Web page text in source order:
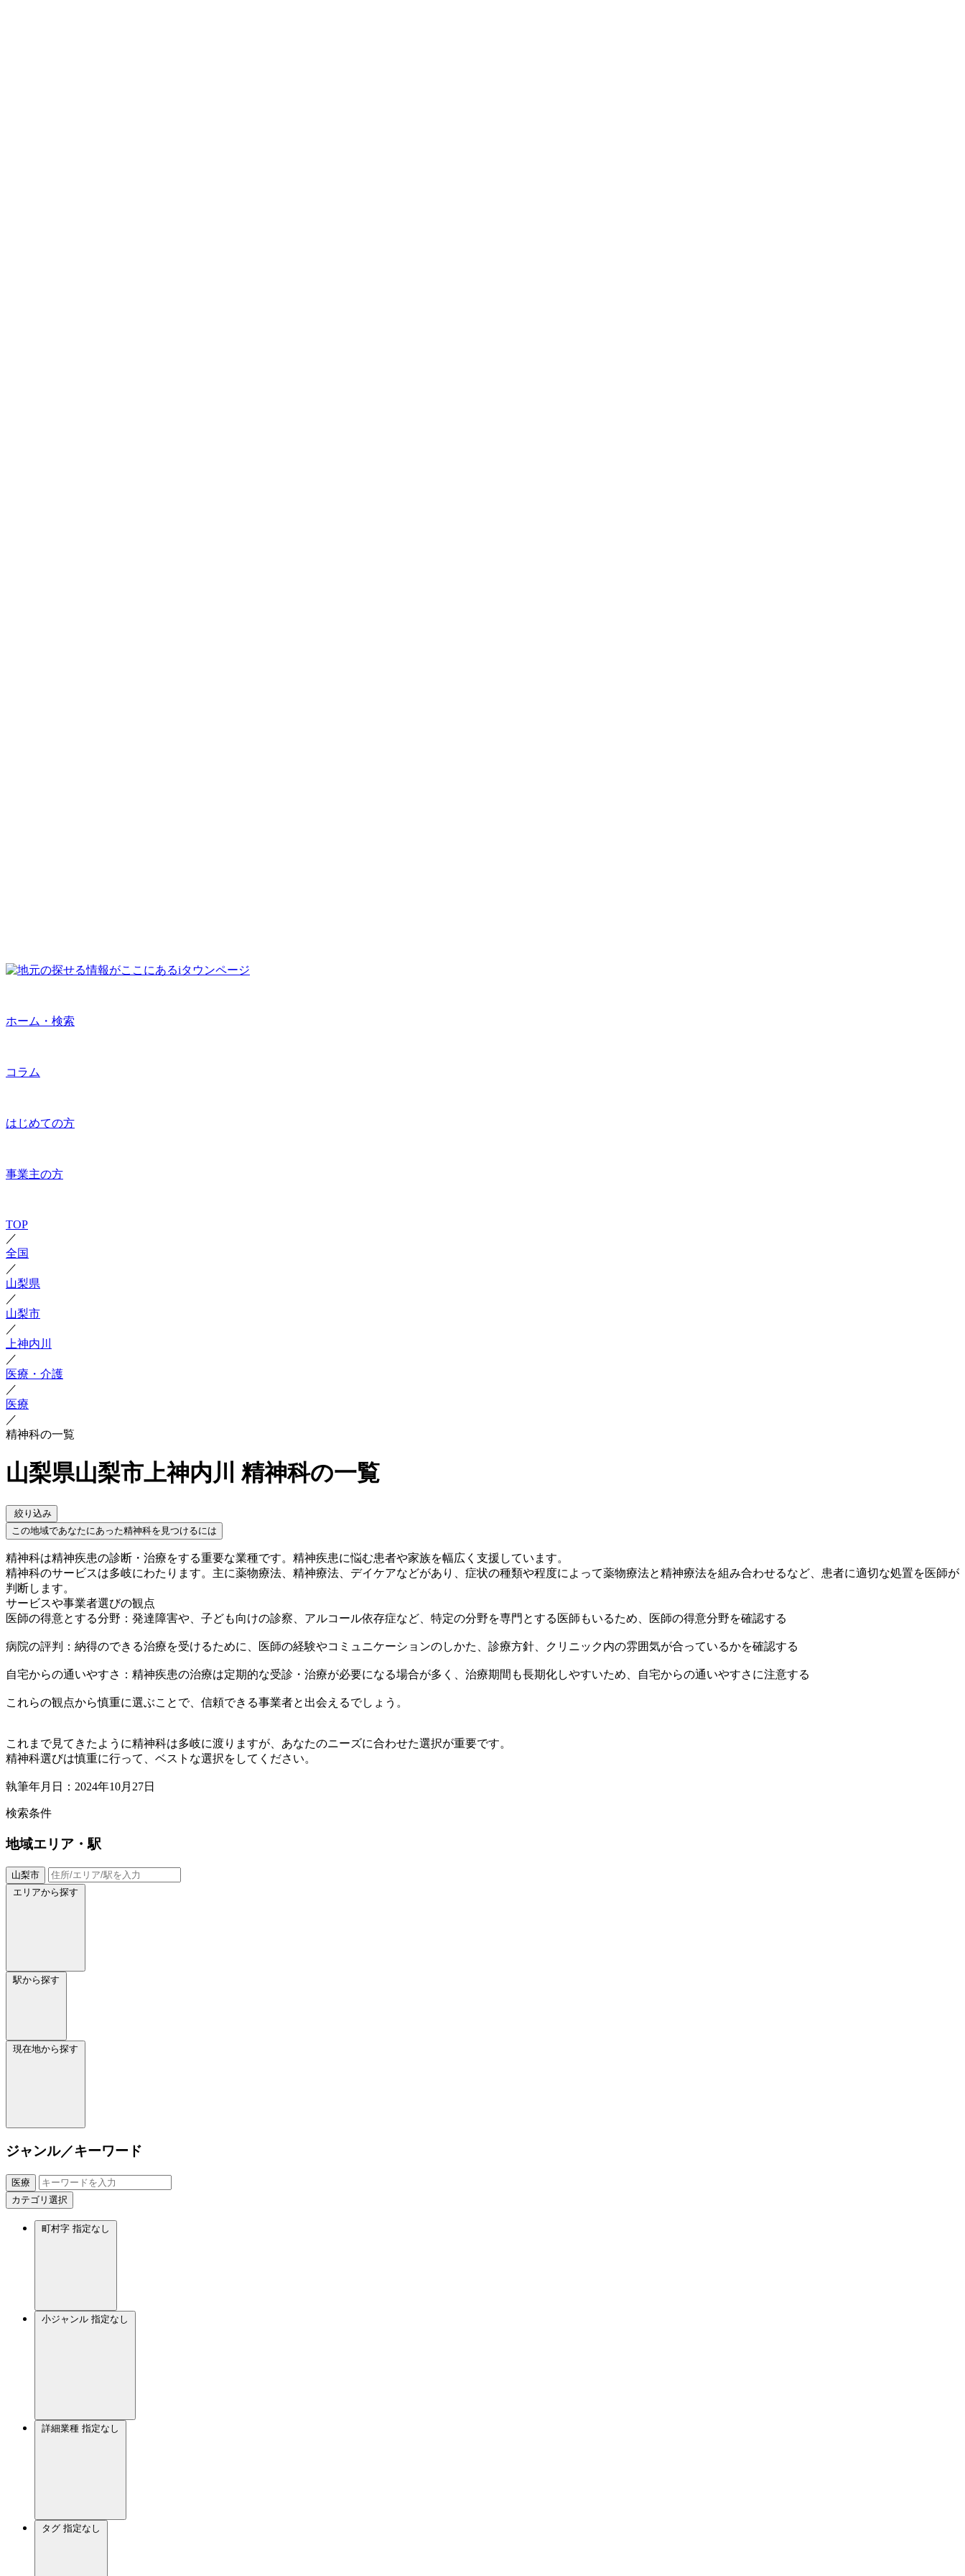
ホーム・検索
コラム
はじめての方
事業主の方
TOP
／
全国
／
山梨県
／
山梨市
／
上神内川
／
医療・介護
／
医療
／
精神科の一覧
山梨県山梨市上神内川 精神科の一覧
絞り込み
この地域であなたにあった精神科を見つけるには
精神科は精神疾患の診断・治療をする重要な業種です。精神疾患に悩む患者や家族を幅広く支援しています。
精神科のサービスは多岐にわたります。主に薬物療法、精神療法、デイケアなどがあり、症状の種類や程度によって薬物療法と精神療法を組み合わせるなど、患者に適切な処置を医師が
判断します。
サービスや事業者選びの観点
医師の得意とする分野：発達障害や、子ども向けの診察、アルコール依存症など、特定の分野を専門とする医師もいるため、医師の得意分野を確認する
病院の評判：納得のできる治療を受けるために、医師の経験やコミュニケーションのしかた、診療方針、クリニック内の雰囲気が合っているかを確認する
自宅からの通いやすさ：精神疾患の治療は定期的な受診・治療が必要になる場合が多く、治療期間も長期化しやすいため、自宅からの通いやすさに注意する
これらの観点から慎重に選ぶことで、信頼できる事業者と出会えるでしょう。
これまで見てきたように精神科は多岐に渡りますが、あなたのニーズに合わせた選択が重要です。
精神科選びは慎重に行って、ベストな選択をしてください。
執筆年月日：2024年10月27日
検索条件
地域エリア・駅
山梨市
エリアから探す
駅から探す
現在地から探す
ジャンル／キーワード
医療
カテゴリ選択
町村字 指定なし
小ジャンル 指定なし
詳細業種 指定なし
タグ 指定なし